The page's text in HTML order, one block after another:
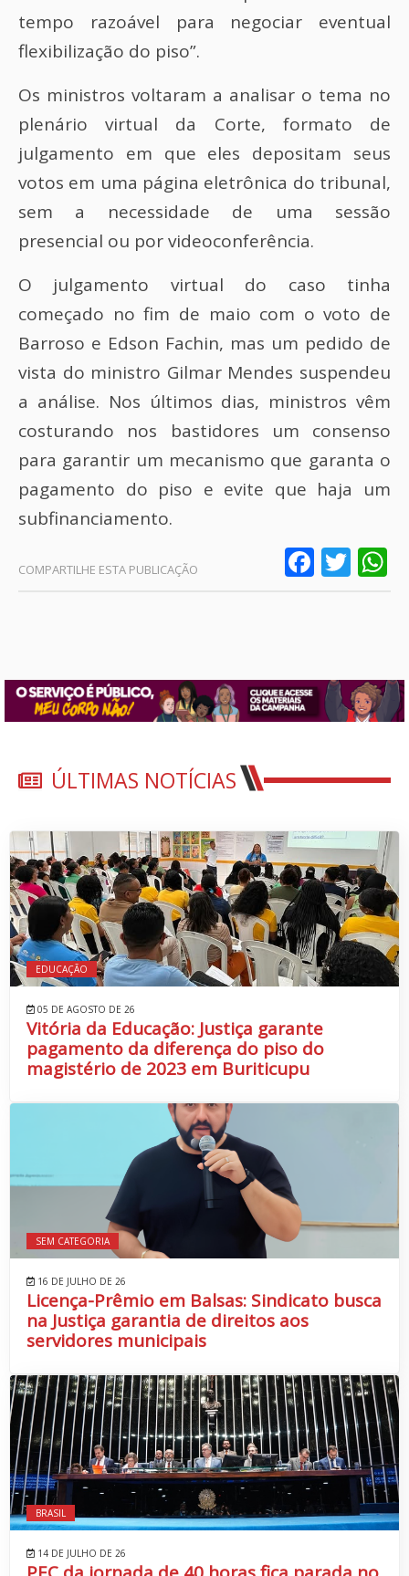
tempo razoável para negociar eventual
flexibilização do piso”.
Os ministros voltaram a analisar o tema no
plenário virtual da Corte, formato de
julgamento em que eles depositam seus
votos em uma página eletrônica do tribunal,
sem a necessidade de uma sessão
presencial ou por videoconferência.
O julgamento virtual do caso tinha
começado no fim de maio com o voto de
Barroso e Edson Fachin, mas um pedido de
vista do ministro Gilmar Mendes suspendeu
a análise. Nos últimos dias, ministros vêm
costurando nos bastidores um consenso
para garantir um mecanismo que garanta o
pagamento do piso e evite que haja um
subfinanciamento.
ÚLTIMAS NOTÍCIAS
EDUCAÇÃO
05 DE AGOSTO DE 26
Vitória da Educação: Justiça garante
pagamento da diferença do piso do
magistério de 2023 em Buriticupu
SEM CATEGORIA
16 DE JULHO DE 26
Licença-Prêmio em Balsas: Sindicato busca
na Justiça garantia de direitos aos
servidores municipais
BRASIL
14 DE JULHO DE 26